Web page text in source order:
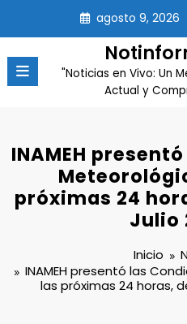
contenido
agosto 9, 2026
"Noticias en Vivo: Un
Actual y
INAMEH
próximas 24
Julio
Inicio
INAMEH presentó las
las próximas 24 horas,